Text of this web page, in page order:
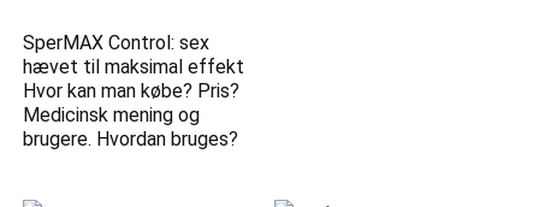
SperMAX Control: sex
hævet til maksimal effekt
Hvor kan man købe? Pris?
Medicinsk mening og
brugere. Hvordan bruges?